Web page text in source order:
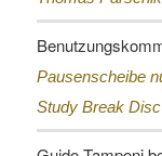
Pausenscheibe
Study Break